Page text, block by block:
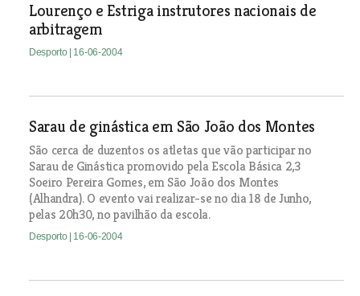
Lourenço e Estriga instrutores nacionais de
arbitragem
Desporto | 16-06-2004
Sarau de ginástica em São João dos Montes
São cerca de duzentos os atletas que vão participar no
Sarau de Ginástica promovido pela Escola Básica 2,3
Soeiro Pereira Gomes, em São João dos Montes
(Alhandra). O evento vai realizar-se no dia 18 de Junho,
pelas 20h30, no pavilhão da escola.
Desporto | 16-06-2004